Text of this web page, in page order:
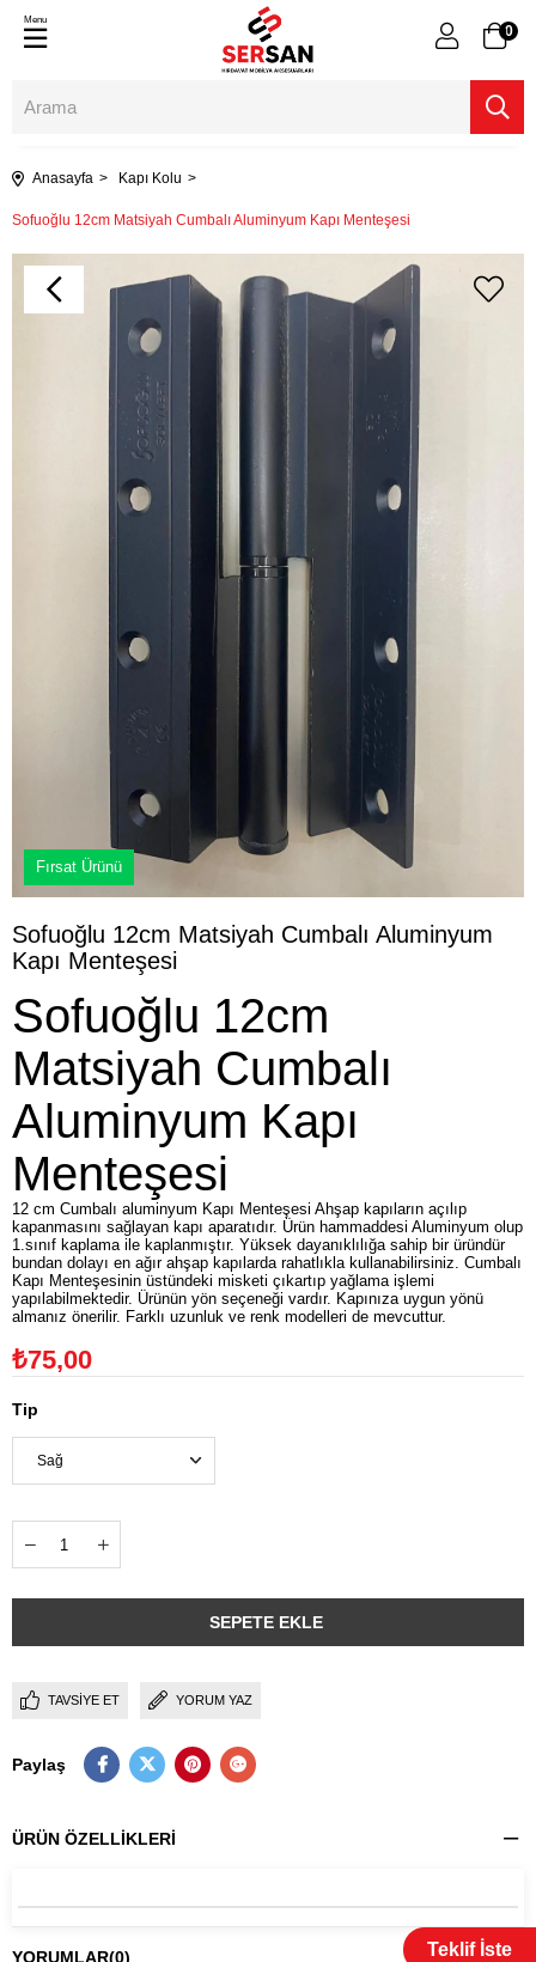
Teklif İste
0
Menu
Anasayfa Kapı Kolu
Sofuoğlu 12cm Matsiyah Cumbalı Aluminyum Kapı Menteşesi
Fırsat Ürünü
Sofuoğlu 12cm Matsiyah Cumbalı Aluminyum
Kapı Menteşesi
Sofuoğlu 12cm
Matsiyah Cumbalı
Aluminyum Kapı
Menteşesi
12 cm Cumbalı aluminyum Kapı Menteşesi Ahşap kapıların açılıp
kapanmasını sağlayan kapı aparatıdır. Ürün hammaddesi Aluminyum olup
1.sınıf kaplama ile kaplanmıştır. Yüksek dayanıklılığa sahip bir üründür
bundan dolayı en ağır ahşap kapılarda rahatlıkla kullanabilirsiniz. Cumbalı
Kapı Menteşesinin üstündeki misketi çıkartıp yağlama işlemi
yapılabilmektedir. Ürünün yön seçeneği vardır. Kapınıza uygun yönü
almanız önerilir. Farklı uzunluk ve renk modelleri de mevcuttur.
₺75,00
Tip
TAVSIYE ET YORUM YAZ
Paylaş
ÜRÜN ÖZELLIKLERI
YORUMLAR(0)